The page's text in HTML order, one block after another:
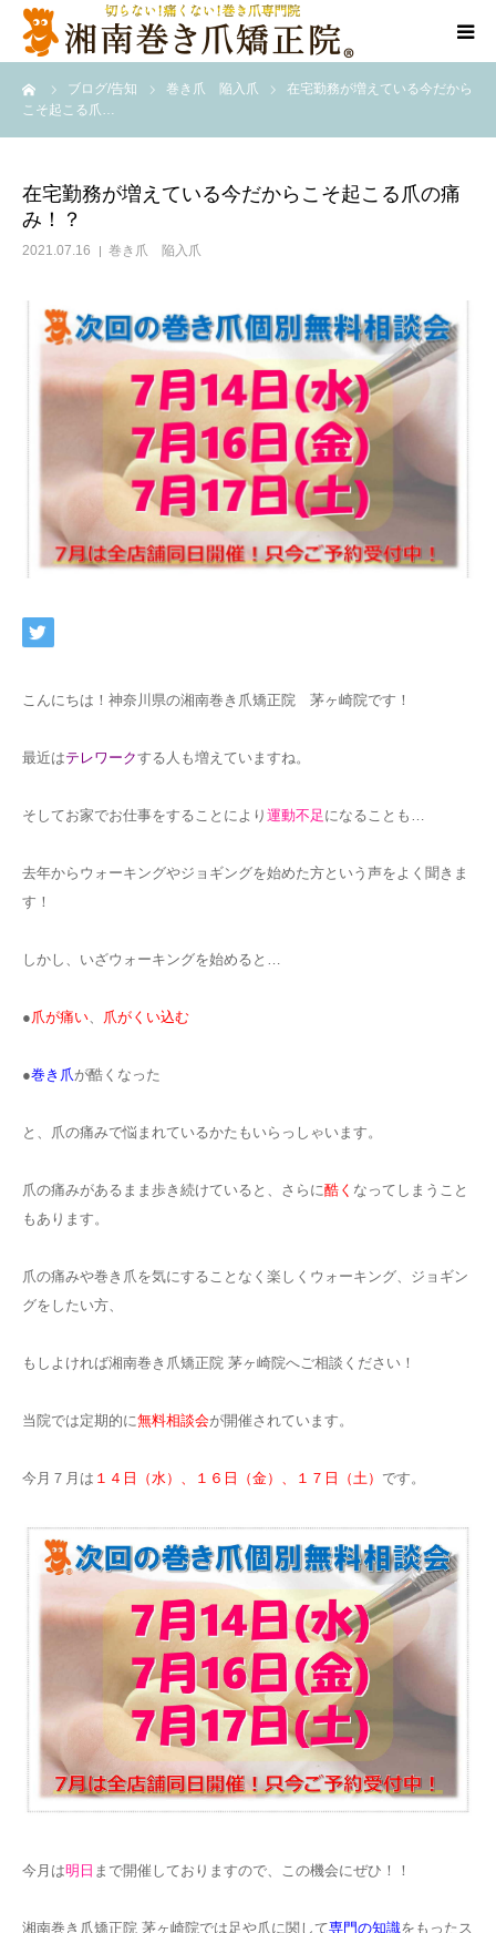
ブログ/告知 巻き爪 陥入爪
在宅勤務が増えている今だから
こそ起こる爪…
在宅勤務が増えている今だからこそ起こる爪の痛
み！？
2021.07.16 巻き爪 陥入爪
こんにちは！神奈川県の湘南巻き爪矯正院 茅ヶ崎院です！
最近はテレワークする人も増えていますね。
そしてお家でお仕事をすることにより 運動不足 になることも…
去年からウォーキングやジョギングを始めた方という声をよく聞きま
す！
しかし、いざウォーキングを始めると…
● 爪が痛い 爪がくい込む
●巻き爪 が酷くなった
と、爪の痛みで悩まれているかたもいらっしゃいます。
爪の痛みがあるまま歩き続けていると、さらに酷く なってしまうこと
もあります。
爪の痛みや巻き爪を気にすることなく楽しくウォーキング、ジョギン
グをしたい方、
もしよければ湘南巻き爪矯正院 茅ヶ崎院へご相談ください！
当院では定期的に無料相談会が開催されています。
今月７月は １４日（水）、１６日（金）、１７日（土） です。
今月は明日 まで開催しておりますので、この機会にぜひ！！
湘南巻き爪矯正院 茅ヶ崎院では足や爪に関して専門の知識をもったス
当院について
料金/メニュー
施術事例
ブログ/SNS